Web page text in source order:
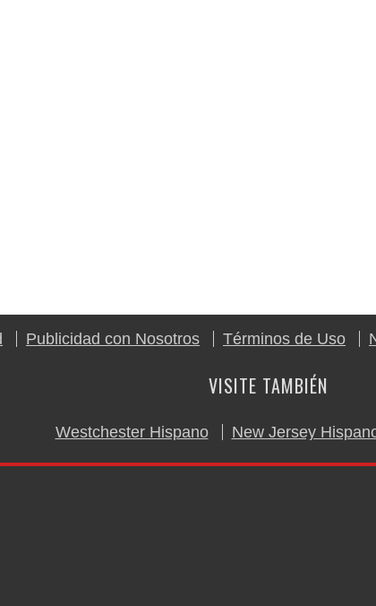
Publicidad con Nosotros Términos de Uso
VISITE TAMBIÉN
Westchester Hispano New Jersey